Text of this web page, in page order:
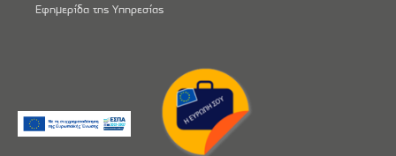
Εφημερίδα της Υπηρεσίας